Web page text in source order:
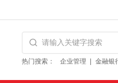
热门搜索： 企业管理 金融银